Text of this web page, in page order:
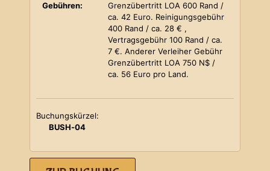
Gebühren:
Grenzübertritt LOA 600 Rand /
ca. 42 Euro. Reinigungsgebühr
400 Rand / ca. 28 € ,
Vertragsgebühr 100 Rand / ca.
7 €. Anderer Verleiher Gebühr
Grenzübertritt LOA 750 N$ /
ca. 56 Euro pro Land.
Buchungskürzel:
BUSH-04